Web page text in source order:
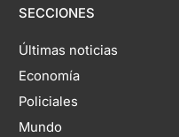
SECCIONES
Últimas noticias
Economía
Policiales
Mundo